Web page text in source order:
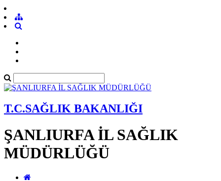
T.C.SAĞLIK BAKANLIĞI
ŞANLIURFA İL SAĞLIK
MÜDÜRLÜĞÜ